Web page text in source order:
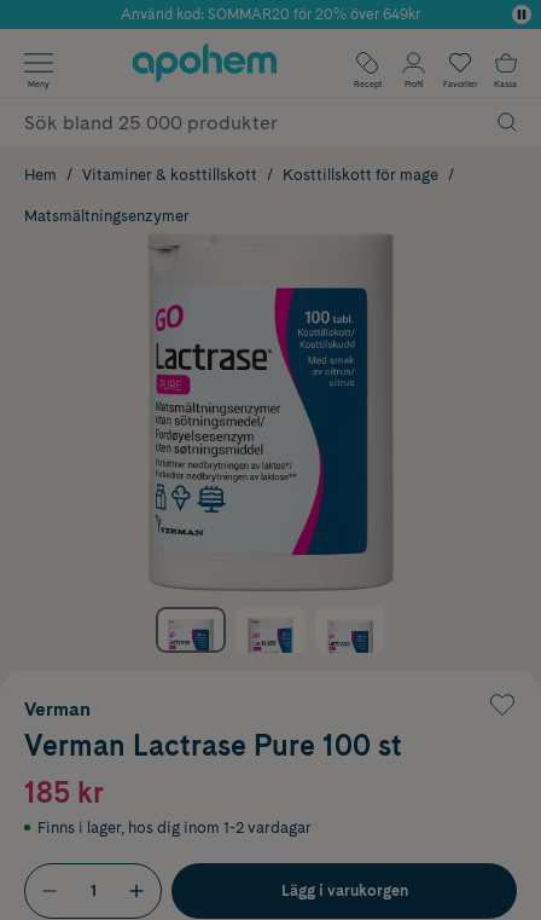
Årets Butik 2025 inom Skönhet
Använd kod: SOMMAR20 för 20% över 649kr
✓ Fri frakt
✓ Poäng på alla köp*
Meny Recept Profil Favoriter Kassa
Hem Vitaminer & kosttillskott Kosttillskott för mage
Matsmältningsenzymer
Verman
Verman Lactrase Pure 100 st
185 kr
Finns i lager, hos dig inom 1-2 vardagar
Lägg i varukorgen